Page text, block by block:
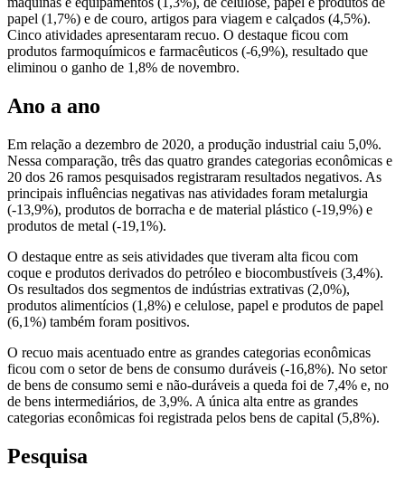
papel (1,7%) e de couro, artigos para viagem e calçados (4,5%).
Cinco atividades apresentaram recuo. O destaque ficou com
produtos farmoquímicos e farmacêuticos (-6,9%), resultado que
eliminou o ganho de 1,8% de novembro.
Ano a ano
Em relação a dezembro de 2020, a produção industrial caiu 5,0%.
Nessa comparação, três das quatro grandes categorias econômicas e
20 dos 26 ramos pesquisados registraram resultados negativos. As
principais influências negativas nas atividades foram metalurgia
(-13,9%), produtos de borracha e de material plástico (-19,9%) e
produtos de metal (-19,1%).
O destaque entre as seis atividades que tiveram alta ficou com
coque e produtos derivados do petróleo e biocombustíveis (3,4%).
Os resultados dos segmentos de indústrias extrativas (2,0%),
produtos alimentícios (1,8%) e celulose, papel e produtos de papel
(6,1%) também foram positivos.
O recuo mais acentuado entre as grandes categorias econômicas
ficou com o setor de bens de consumo duráveis (-16,8%). No setor
de bens de consumo semi e não-duráveis a queda foi de 7,4% e, no
de bens intermediários, de 3,9%. A única alta entre as grandes
categorias econômicas foi registrada pelos bens de capital (5,8%).
Pesquisa